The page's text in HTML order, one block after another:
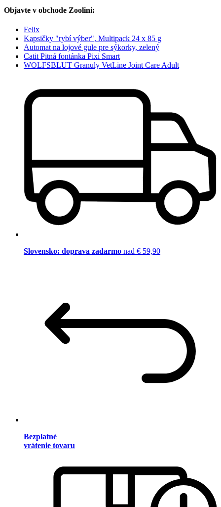
Objavte v obchode Zoolini:
Felix
Kapsičky "rybí výber", Multipack 24 x 85 g
Automat na lojové gule pre sýkorky, zelený
Catit Pitná fontánka Pixi Smart
WOLFSBLUT Granuly VetLine Joint Care Adult
Slovensko: doprava zadarmo nad € 59,90
Bezplatné
vrátenie tovaru